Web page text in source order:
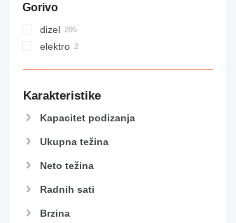
Gorivo
dizel
elektro
Karakteristike
Kapacitet podizanja
Ukupna težina
Neto težina
Radnih sati
Brzina